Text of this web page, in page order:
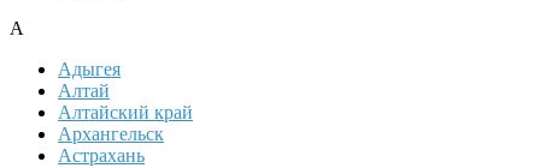
А
Адыгея
Алтай
Алтайский край
Архангельск
Астрахань